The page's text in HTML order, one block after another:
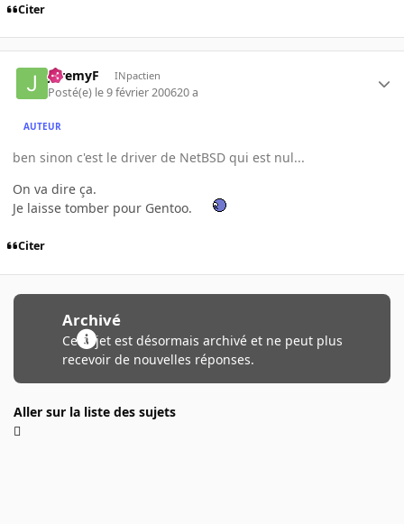
Citer
JeremyF INpactien
Posté(e) le 9 février 200620 a
AUTEUR
ben sinon c'est le driver de NetBSD qui est nul...
On va dire ça.
Je laisse tomber pour Gentoo.
Citer
Archivé
Ce sujet est désormais archivé et ne peut plus
recevoir de nouvelles réponses.
Aller sur la liste des sujets